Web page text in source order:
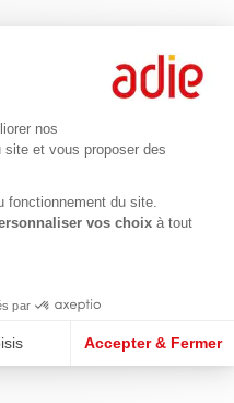
nos
et vous proposer des
du site.
vos choix à tout
par
Accepter & Fermer